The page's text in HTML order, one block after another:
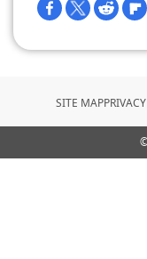
SITE MAP